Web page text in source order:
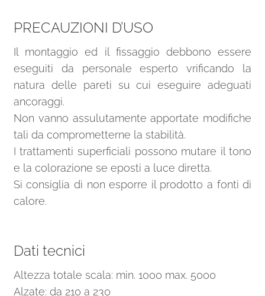
PRECAUZIONI D’USO
Il montaggio ed il fissaggio debbono essere
eseguiti da personale esperto vrificando la
natura delle pareti su cui eseguire adeguati
ancoraggi.
Non vanno assulutamente apportate modifiche
tali da comprometterne la stabilità.
I trattamenti superficiali possono mutare il tono
e la colorazione se eposti a luce diretta.
Si consiglia di non esporre il prodotto a fonti di
calore.
Dati tecnici
Altezza totale scala: min. 1000 max. 5000
Alzate: da 210 a 230